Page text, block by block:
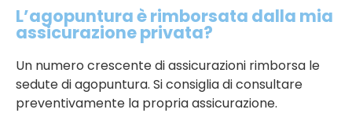
L’agopuntura è rimborsata dalla mia
assicurazione privata?
Un numero crescente di assicurazioni rimborsa le
sedute di agopuntura. Si consiglia di consultare
preventivamente la propria assicurazione.